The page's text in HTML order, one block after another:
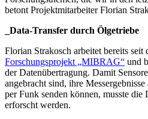
betont Projektmitarbeiter Florian
_Data-Transfer durch Ölgetriebe
Florian Strakosch arbeitet bereits seit
Forschungsprojekt „MIBRAG“ und
der Datenübertragung. Damit
angebracht sind, ihre
per Funk senden können, musste die
erforscht werden.